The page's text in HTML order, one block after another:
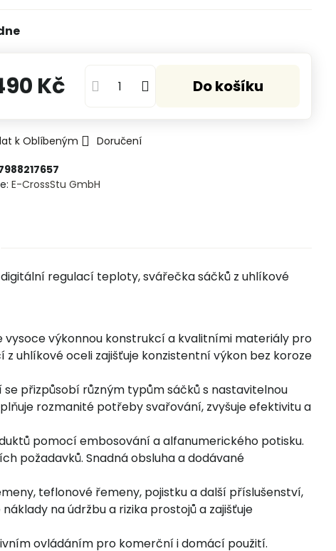
Kč Do košíku
k Oblíbeným
Doručení
E-CrossStu GmbH​
regulací teploty, svářečka sáčků z uhlíkové
vysoce výkonnou konstrukcí a kvalitními materiály pro
uhlíkové oceli zajišťuje konzistentní výkon bez koroze
přizpůsobí různým typům sáčků s nastavitelnou
rozmanité potřeby svařování, zvyšuje efektivitu a
pomocí embosování a alfanumerického potisku.
požadavků. Snadná obsluha a dodávané
teflonové řemeny, pojistku a další příslušenství,
na údržbu a rizika prostojů a zajišťuje
ovládáním pro komerční i domácí použití.